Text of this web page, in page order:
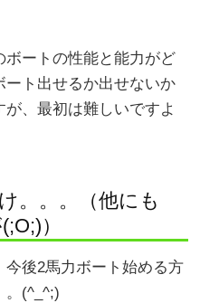
ートの性能と能力がど
ト出せるか出せないか
、最初は難しいですよ
。。。（他にも
）
後2馬力ボート始める方
。(^_^;)